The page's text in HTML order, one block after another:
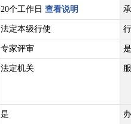
20个工作日 查看说明
法定本级行使
专家评审
法定机关
是